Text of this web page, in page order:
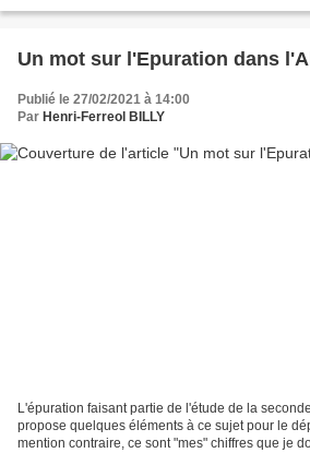
Un mot sur l'Epuration dans
Publié le 27/02/2021 à 14:00
Par Henri-Ferreol BILLY
L'épuration faisant partie de l'étude de la
propose quelques éléments à ce sujet pour le
mention contraire, ce sont "mes" chiffres que je